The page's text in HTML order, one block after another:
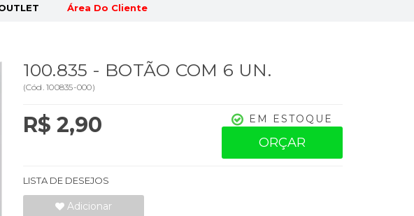
Área Do Cliente
100.835 - BOTÃO COM 6 UN.
(Cód. 100835-000)
R$ 2,90 EM ESTOQUE
ORÇAR
LISTA DE DESEJOS
Adicionar